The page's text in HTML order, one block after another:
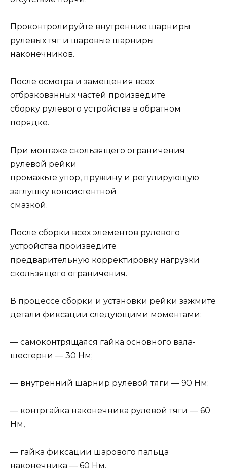
Проконтролируйте внутренние шарниры
рулевых тяг и шаровые шарниры
наконечников.
После осмотра и замещения всех
отбракованных частей произведите
сборку рулевого устройства в обратном
порядке.
При монтаже скользящего ограничения
рулевой рейки
промажьте упор, пружину и регулирующую
заглушку консистентной
смазкой.
После сборки всех элементов рулевого
устройства произведите
предварительную корректировку нагрузки
скользящего ограничения.
В процессе сборки и установки рейки зажмите
детали фиксации следующими моментами:
— самоконтрящаяся гайка основного вала-
шестерни — 30 Нм;
— внутренний шарнир рулевой тяги — 90 Нм;
— контргайка наконечника рулевой тяги — 60
Нм,
— гайка фиксации шарового пальца
наконечника — 60 Нм.